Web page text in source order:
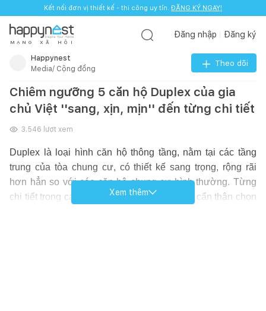
Kết nối đơn vị thiết kế - thi công uy tín. ĐĂNG KÝ NGAY!
M Ạ N G X Ã H Ộ I
Đăng nhập Đăng ký
Happynest
Media/ Cộng đồng
Theo dõi
Chiêm ngưỡng 5 căn hộ Duplex của gia
chủ Việt ''sang, xịn, mịn'' đến từng chi tiết
3.546 lượt xem
Duplex là loại hình căn hộ thông tầng, nằm tại các tầng
trung của tòa chung cư, có thiết kế sang trọng, rộng rãi
hơn hẳn so với các căn hộ chung cư bình thường. Từng
chi tiết trong các căn duplex này luôn được cẩn thận chọn
Xem thêm